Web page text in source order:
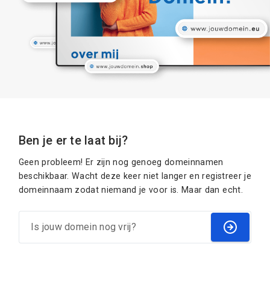
Ben je er te laat bij?
Geen probleem! Er zijn nog genoeg domeinnamen
beschikbaar. Wacht deze keer niet langer en registreer je
domeinnaam zodat niemand je voor is. Maar dan echt.